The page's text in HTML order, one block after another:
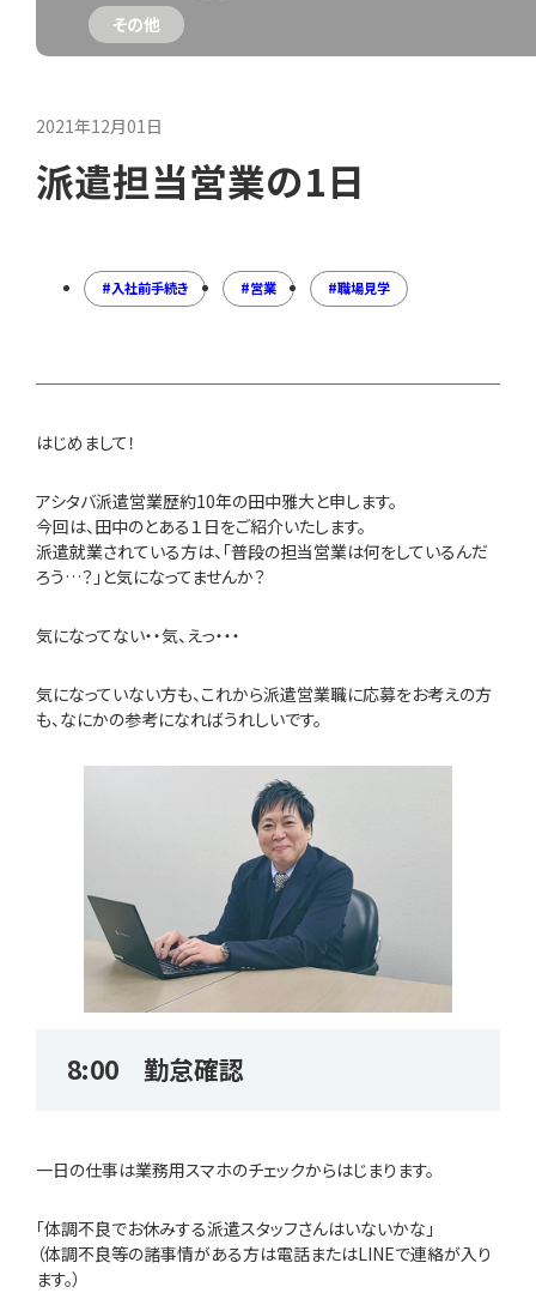
その他
2021年12月01日
派遣担当営業の1日
入社前手続き 営業 職場見学
はじめまして！
アシタバ派遣営業歴約10年の田中雅大と申します。
今回は、田中のとある１日をご紹介いたします。
派遣就業されている方は、「普段の担当営業は何をしているんだ
ろう…？」と気になってませんか？
気になってない・・気、えっ・・・
気になっていない方も、これから派遣営業職に応募をお考えの方
も、なにかの参考になればうれしいです。
8:00 勤怠確認
一日の仕事は業務用スマホのチェックからはじまります。
「体調不良でお休みする派遣スタッフさんはいないかな」
（体調不良等の諸事情がある方は電話またはLINEで連絡が入り
ます。）